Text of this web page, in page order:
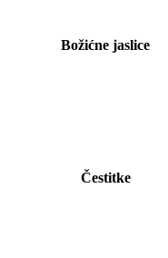
Božićne jaslice
Čestitke